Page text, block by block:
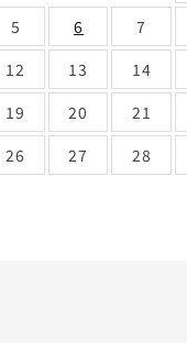
5 6 7
12 13 14
19 20 21
26 27 28